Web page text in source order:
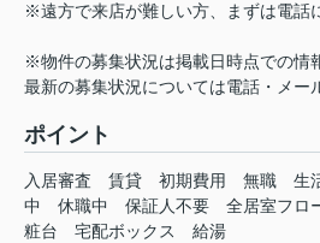
※遠方で来店が難しい方、まずは電話
※物件の募集状況は掲載日時点での情
最新の募集状況については電話・メー
ポイント
入居審査 賃貸 初期費用 無職 生
中
休職中 保証人不要 全居室フロ
粧台
宅配ボックス 給湯